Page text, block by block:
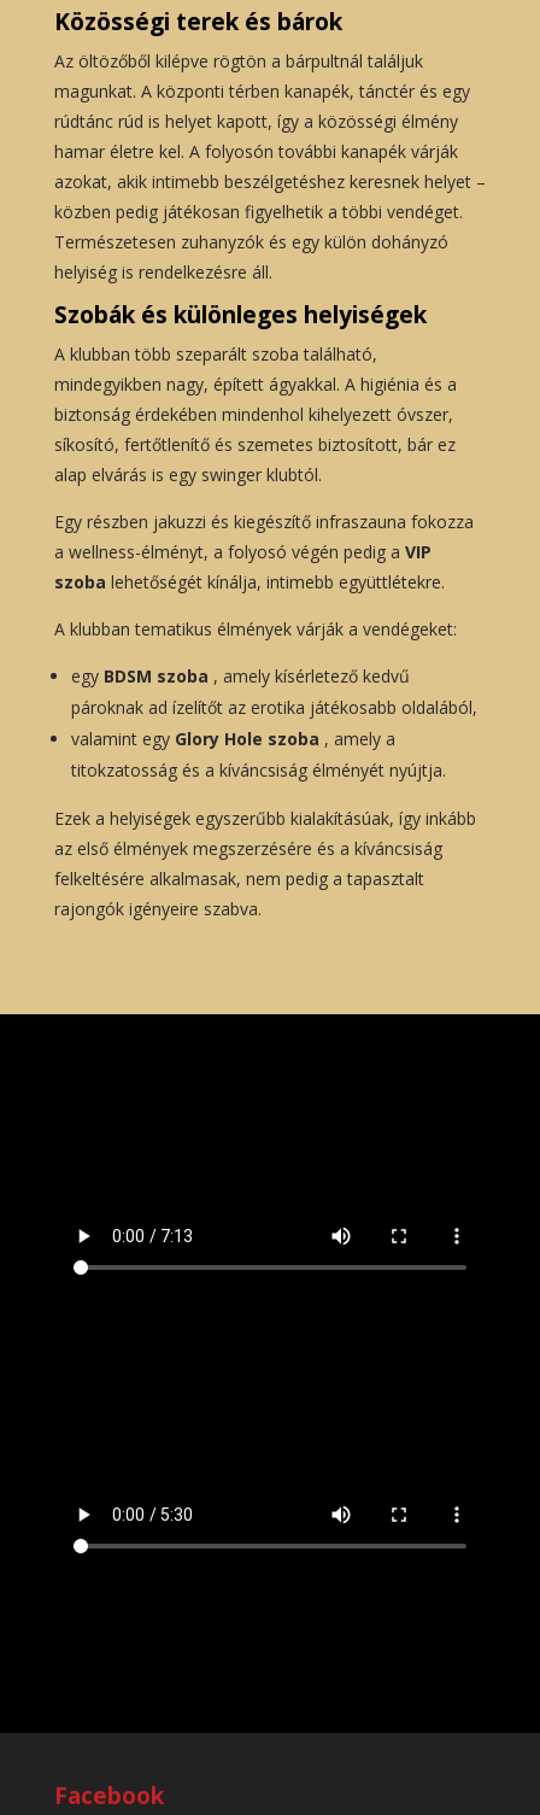
Közösségi terek és bárok
Az öltözőből kilépve rögtön a bárpultnál találjuk
magunkat. A központi térben kanapék, tánctér és egy
rúdtánc rúd is helyet kapott, így a közösségi élmény
hamar életre kel. A folyosón további kanapék várják
azokat, akik intimebb beszélgetéshez keresnek helyet –
közben pedig játékosan figyelhetik a többi vendéget.
Természetesen zuhanyzók és egy külön dohányzó
helyiség is rendelkezésre áll.
Szobák és különleges helyiségek
A klubban több szeparált szoba található,
mindegyikben nagy, épített ágyakkal. A higiénia és a
biztonság érdekében mindenhol kihelyezett óvszer,
síkosító, fertőtlenítő és szemetes biztosított, bár ez
alap elvárás is egy swinger klubtól.
Egy részben jakuzzi és kiegészítő infraszauna fokozza
a wellness-élményt, a folyosó végén pedig a VIP
szoba lehetőségét kínálja, intimebb együttlétekre.
A klubban tematikus élmények várják a vendégeket:
egy BDSM szoba , amely kísérletező kedvű
pároknak ad ízelítőt az erotika játékosabb oldalából,
valamint egy Glory Hole szoba , amely a
titokzatosság és a kíváncsiság élményét nyújtja.
Ezek a helyiségek egyszerűbb kialakításúak, így inkább
az első élmények megszerzésére és a kíváncsiság
felkeltésére alkalmasak, nem pedig a tapasztalt
rajongók igényeire szabva.
Facebook